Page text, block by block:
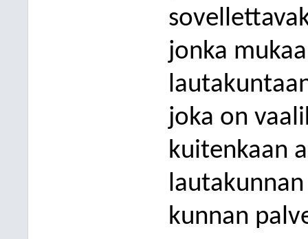
jonka
joka on
kuitenkaan
kunnan